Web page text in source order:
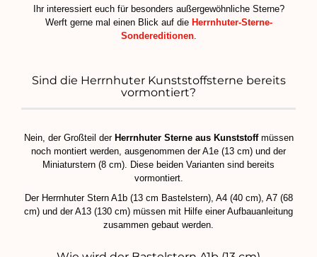
Ihr interessiert euch für besonders außergewöhnliche Sterne?
Werft gerne mal einen Blick auf die Herrnhuter-Sterne-
Sondereditionen.
Sind die Herrnhuter Kunststoffsterne bereits
vormontiert?
Nein, der Großteil der Herrnhuter Sterne aus Kunststoffmüssen
noch montiert werden, ausgenommen der A1e (13 cm) und der
Miniaturstern (8 cm). Diese beiden Varianten sind bereits
vormontiert.
Der Herrnhuter Stern A1b (13 cm Bastelstern), A4 (40 cm), A7 (68
cm) und der A13 (130 cm) müssen mit Hilfe einer Aufbauanleitung
zusammen gebaut werden.